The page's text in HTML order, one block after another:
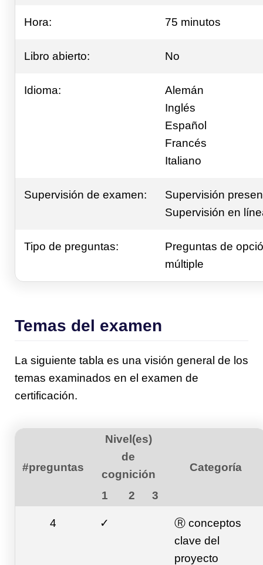
Hora: 75 minutos
Libro abierto: No
Idioma:
Alemán
Inglés
Español
Francés
Italiano
Supervisión de examen:
Supervisión
Supervisión en
Tipo de preguntas:
Preguntas de
múltiple
Temas del examen
La siguiente tabla es una visión general de los
temas examinados en el examen de
certificación.
#preguntas
Nivel(es)
de
cognición
Categoría
1 2 3
4 ✓
Ⓡ conceptos
clave del
proyecto